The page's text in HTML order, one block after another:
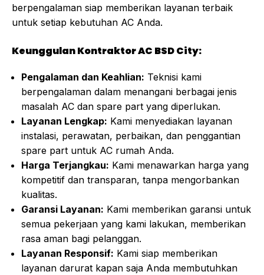
berpengalaman siap memberikan layanan terbaik
untuk setiap kebutuhan AC Anda.
Keunggulan Kontraktor AC BSD City:
Pengalaman dan Keahlian: Teknisi kami
berpengalaman dalam menangani berbagai jenis
masalah AC dan spare part yang diperlukan.
Layanan Lengkap: Kami menyediakan layanan
instalasi, perawatan, perbaikan, dan penggantian
spare part untuk AC rumah Anda.
Harga Terjangkau: Kami menawarkan harga yang
kompetitif dan transparan, tanpa mengorbankan
kualitas.
Garansi Layanan: Kami memberikan garansi untuk
semua pekerjaan yang kami lakukan, memberikan
rasa aman bagi pelanggan.
Layanan Responsif: Kami siap memberikan
layanan darurat kapan saja Anda membutuhkan